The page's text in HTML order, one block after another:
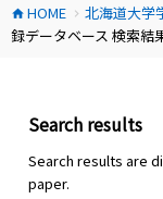
ス
キ
home HOME chevron_right 北海道大学
録データベース 検索結
Search results
Search results are
paper.